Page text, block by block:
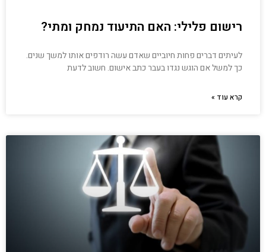
רישום פלילי: האם התיעוד נמחק ומתי?
לעיתים דברים פחות חיוביים שאדם עשה רודפים אותו למשך שנים.
כך למשל אם הוגש נגדו בעבר כתב אישום. חשוב לדעת
קרא עוד »